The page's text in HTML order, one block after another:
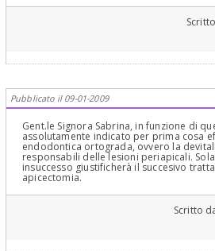
Pubblicato il 09-01-2009
Gent.le Signora Sabrina, in funzione di
assolutamente indicato per prima cosa
endodontica ortograda, ovvero la
responsabili delle lesioni periapicali.
insuccesso giustificherà il succesivo
apicectomia.
Scritto